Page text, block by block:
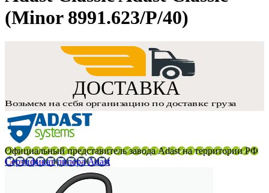
(Minor 8991.623/P/40)
Официальный представитель завода Adast на территории РФ
Сертификат дилера Adast